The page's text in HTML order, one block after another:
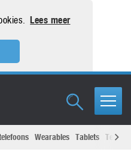
Lees meer
Wearables Tablets